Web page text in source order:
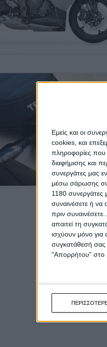
Εμείς και οι
cookies, και
πληροφορίες που
διαφήμισης και
συνεργάτες μας
μέσω σάρωσης
1180 συνεργάτες
συναινέσετε ή να
πριν συναινέσετε.
απαιτεί τη
ισχύουν μόνο για
συγκατάθεσή σας
"Απορρήτου" στο